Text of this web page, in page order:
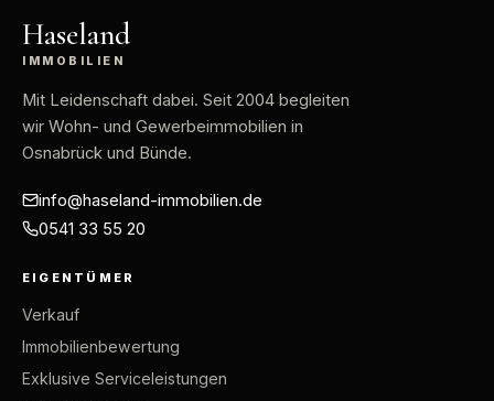
Haseland
IMMOBILIEN
Mit Leidenschaft dabei. Seit 2004 begleiten
wir Wohn- und Gewerbeimmobilien in
Osnabrück und Bünde.
info@haseland-immobilien.de
0541 33 55 20
EIGENTÜMER
Verkauf
Immobilienbewertung
Exklusive Serviceleistungen